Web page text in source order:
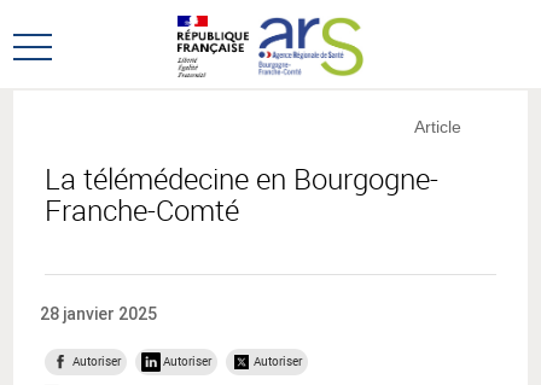
au
menu
au
contenu
Ouvrir
La télémédecine en Bourgogne-
Franche-Comté
Article
28 janvier 2025
Autoriser Autoriser Autoriser